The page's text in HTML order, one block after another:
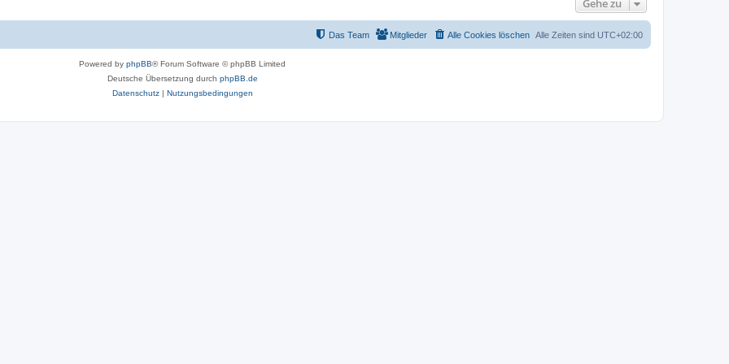
Gehe zu
Alle Zeiten sind UTC+02:00
Alle Cookies löschen
Mitglieder
Das Team
Powered by phpBB® Forum Software © phpBB Limited
Deutsche Übersetzung durch phpBB.de
Datenschutz| Nutzungsbedingungen